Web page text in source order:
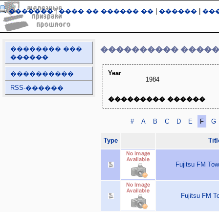
�������|���� �� ������ �� ������
�������� ���
������
����������
RSS-������
����������
Year
1984
��������� ������
# A B C D E F G
Type
Fujitsu FM
Fujitsu FM